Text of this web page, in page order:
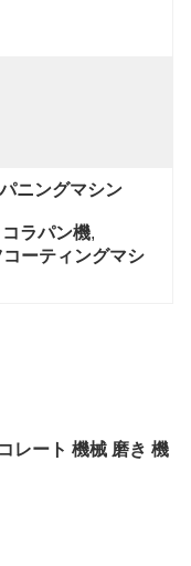
ニングマシン
ラパン機,
ーティングマシ
レート 機械 磨き 機